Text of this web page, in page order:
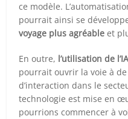
ce modèle.
pourrait ainsi se
voyage plus agréable et
En outre, l’utilisation de
pourrait ouvrir la voie à
d’interaction dans le
technologie est mise en
pourrions commencer à